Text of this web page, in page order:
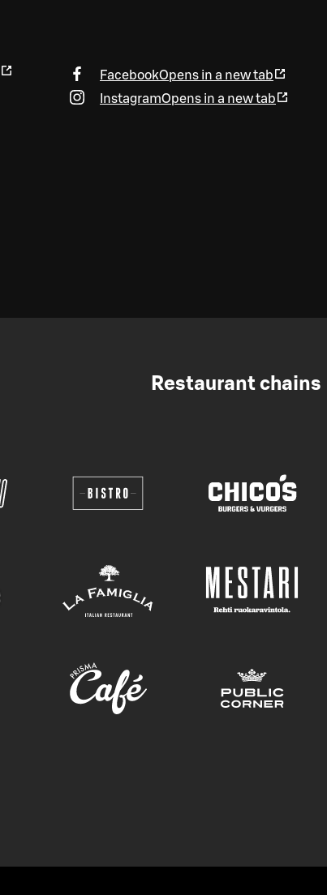
FacebookOpens in a new tab
InstagramOpens in a new tab
Restaurant chains